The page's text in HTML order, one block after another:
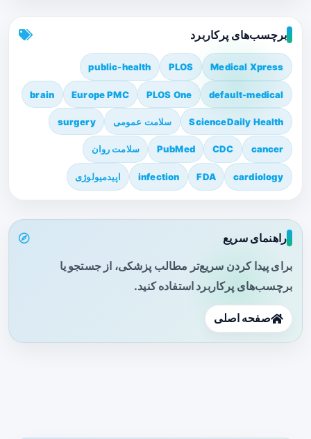
برچسب‌های پرکاربرد
Medical Xpress
PLOS
public-health
default-medical
PLOS One
Europe PMC
brain
ScienceDaily Health سلامت عمومی surgery
cancer
CDC
PubMed سلامت روان
cardiology
FDA
infection اپیدمیولوژی
راهنمای سریع
برای پیدا کردن سریع‌تر مطالب پزشکی، از جستجو یا
برچسب‌های پرکاربرد استفاده کنید.
صفحه اصلی